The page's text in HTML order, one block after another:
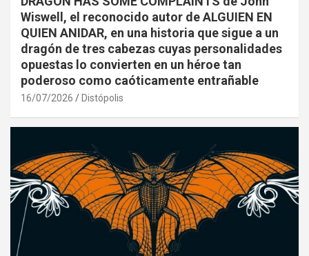
Wiswell, el reconocido autor de ALGUIEN EN
QUIEN ANIDAR, en una historia que sigue a un
dragón de tres cabezas cuyas personalidades
opuestas lo convierten en un héroe tan
poderoso como caóticamente entrañable
16/07/2026 Distópolis